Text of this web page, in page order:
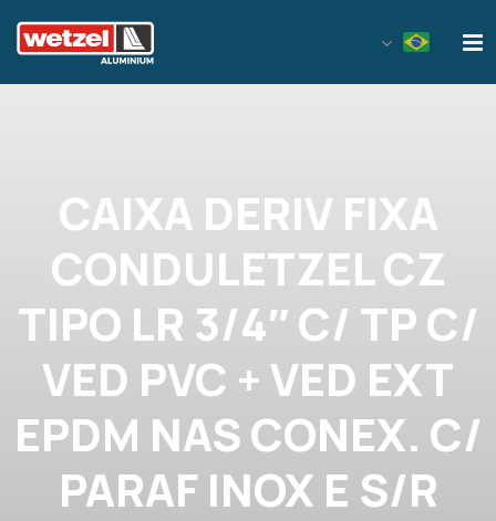
CAIXA DERIV FIXA
CONDULETZEL CZ
TIPO LR 3/4″ C/ TP C/
VED PVC + VED EXT
EPDM NAS CONEX. C/
PARAF INOX E S/R